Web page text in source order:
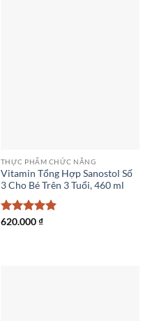
THỰC PHẨM CHỨC NĂNG
Vitamin Tổng Hợp Sanostol Số
3 Cho Bé Trên 3 Tuổi, 460 ml
Được xếp
620.000₫